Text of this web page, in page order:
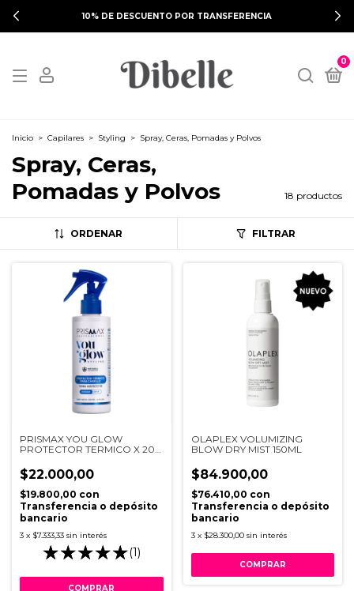
10% DE DESCUENTO POR TRANSFERENCIA
0
Inicio > Capilares > Styling > Spray, Ceras, Pomadas y Polvos
Spray, Ceras,
Pomadas y Polvos
18 productos
ORDENAR FILTRAR
PRISMAX YOU GLOW
PROTECTOR TERMICO X 200
$22.000,00
$19.800,00 con
Transferencia o depósito
bancario
3 x $7.333,33 sin interés
(1)
OLAPLEX VOLUMIZING
BLOW DRY MIST 150ML
$84.900,00
$76.410,00 con
Transferencia o depósito
bancario
3 x $28.300,00 sin interés